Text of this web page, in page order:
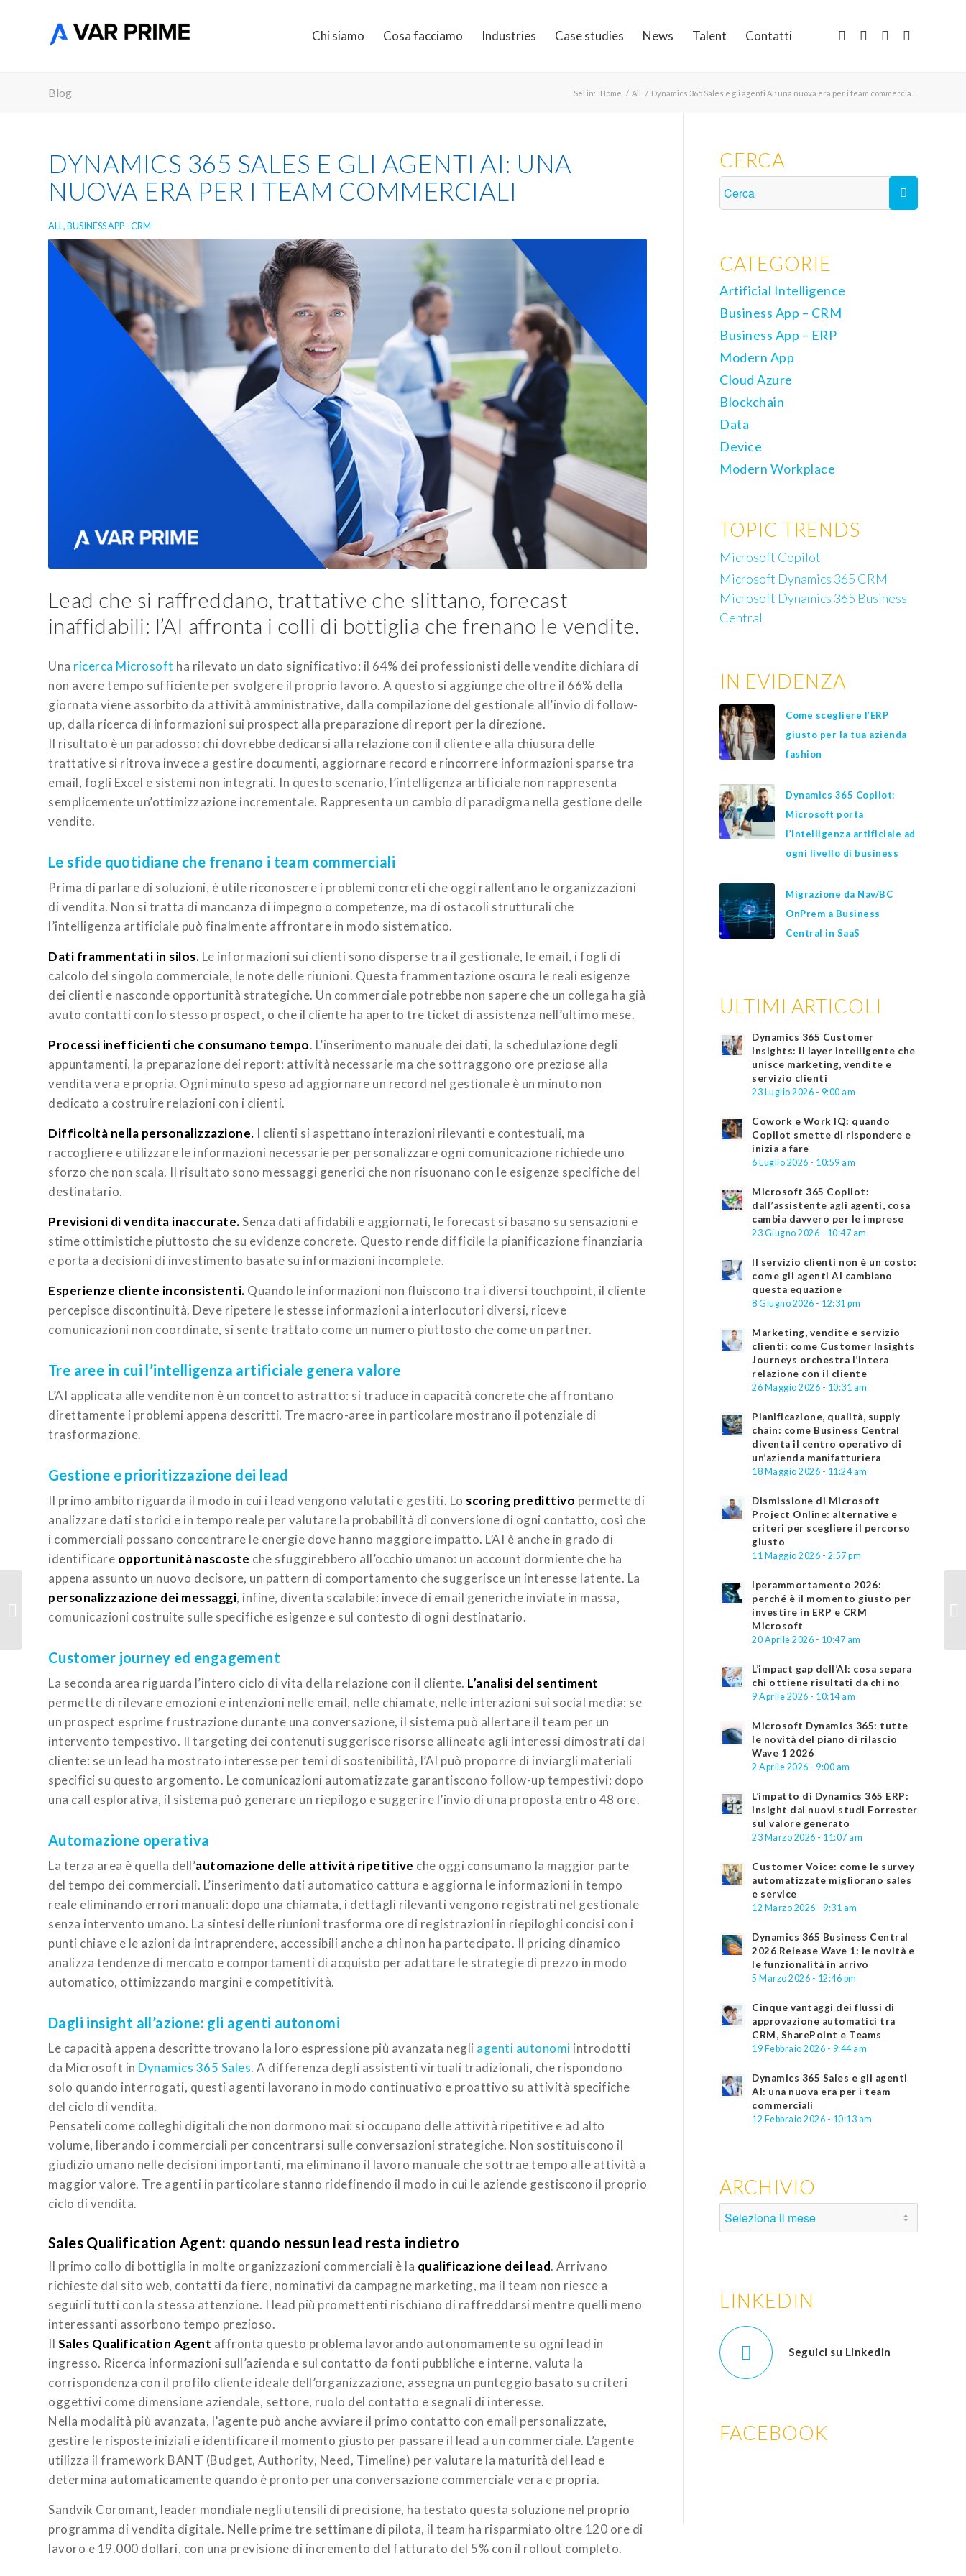
Chi siamo Cosa facciamo Industries Case studies News Talent Contatti
Blog Sei in: Home / All / Dynamics 365 Sales e gli agenti AI: una nuova era per i team commercia...
DYNAMICS 365 SALES E GLI AGENTI AI: UNA
NUOVA ERA PER I TEAM COMMERCIALI
ALL,BUSINESS APP - CRM
Lead che si raffreddano, trattative che slittano, forecast
inaffidabili: l’AI affronta i colli di bottiglia che frenano le vendite.
Una ricerca Microsoft ha rilevato un dato significativo: il 64% dei professionisti delle vendite dichiara di
non avere tempo sufficiente per svolgere il proprio lavoro. A questo si aggiunge che oltre il 66% della
giornata viene assorbito da attività amministrative, dalla compilazione del gestionale all’invio di follow-
up, dalla ricerca di informazioni sui prospect alla preparazione di report per la direzione.
Il risultato è un paradosso: chi dovrebbe dedicarsi alla relazione con il cliente e alla chiusura delle
trattative si ritrova invece a gestire documenti, aggiornare record e rincorrere informazioni sparse tra
email, fogli Excel e sistemi non integrati. In questo scenario, l’intelligenza artificiale non rappresenta
semplicemente un’ottimizzazione incrementale. Rappresenta un cambio di paradigma nella gestione delle
vendite.
Le sfide quotidiane che frenano i team commerciali
Prima di parlare di soluzioni, è utile riconoscere i problemi concreti che oggi rallentano le organizzazioni
di vendita. Non si tratta di mancanza di impegno o competenze, ma di ostacoli strutturali che
l’intelligenza artificiale può finalmente affrontare in modo sistematico.
Dati frammentati in silos. Le informazioni sui clienti sono disperse tra il gestionale, le email, i fogli di
calcolo del singolo commerciale, le note delle riunioni. Questa frammentazione oscura le reali esigenze
dei clienti e nasconde opportunità strategiche. Un commerciale potrebbe non sapere che un collega ha già
avuto contatti con lo stesso prospect, o che il cliente ha aperto tre ticket di assistenza nell’ultimo mese.
Processi inefficienti che consumano tempo. L’inserimento manuale dei dati, la schedulazione degli
appuntamenti, la preparazione dei report: attività necessarie ma che sottraggono ore preziose alla
vendita vera e propria. Ogni minuto speso ad aggiornare un record nel gestionale è un minuto non
dedicato a costruire relazioni con i clienti.
Difficoltà nella personalizzazione. I clienti si aspettano interazioni rilevanti e contestuali, ma
raccogliere e utilizzare le informazioni necessarie per personalizzare ogni comunicazione richiede uno
sforzo che non scala. Il risultato sono messaggi generici che non risuonano con le esigenze specifiche del
destinatario.
Previsioni di vendita inaccurate.Senza dati affidabili e aggiornati, le forecast si basano su sensazioni e
stime ottimistiche piuttosto che su evidenze concrete. Questo rende difficile la pianificazione finanziaria
e porta a decisioni di investimento basate su informazioni incomplete.
Esperienze cliente inconsistenti. Quando le informazioni non fluiscono tra i diversi touchpoint, il cliente
percepisce discontinuità. Deve ripetere le stesse informazioni a interlocutori diversi, riceve
comunicazioni non coordinate, si sente trattato come un numero piuttosto che come un partner.
Tre aree in cui l’intelligenza artificiale genera valore
L’AI applicata alle vendite non è un concetto astratto: si traduce in capacità concrete che affrontano
direttamente i problemi appena descritti. Tre macro-aree in particolare mostrano il potenziale di
trasformazione.
Gestione e prioritizzazione dei lead
Il primo ambito riguarda il modo in cui i lead vengono valutati e gestiti. Lo scoring predittivo permette di
analizzare dati storici e in tempo reale per valutare la probabilità di conversione di ogni contatto, così che
i commerciali possano concentrare le energie dove hanno maggiore impatto. L’AI è anche in grado di
identificare opportunità nascoste che sfuggirebbero all’occhio umano: un account dormiente che ha
appena assunto un nuovo decisore, un pattern di comportamento che suggerisce un interesse latente. La
personalizzazione dei messaggi, infine, diventa scalabile: invece di email generiche inviate in massa,
comunicazioni costruite sulle specifiche esigenze e sul contesto di ogni destinatario.
Customer journey ed engagement
La seconda area riguarda l’intero ciclo di vita della relazione con il cliente. L’analisi del sentiment
permette di rilevare emozioni e intenzioni nelle email, nelle chiamate, nelle interazioni sui social media: se
un prospect esprime frustrazione durante una conversazione, il sistema può allertare il team per un
intervento tempestivo. Il targeting dei contenuti suggerisce risorse allineate agli interessi dimostrati dal
cliente: se un lead ha mostrato interesse per temi di sostenibilità, l’AI può proporre di inviargli materiali
specifici su questo argomento. Le comunicazioni automatizzate garantiscono follow-up tempestivi: dopo
una call esplorativa, il sistema può generare un riepilogo e suggerire l’invio di una proposta entro 48 ore.
Automazione operativa
La terza area è quella dell’automazione delle attività ripetitive che oggi consumano la maggior parte
del tempo dei commerciali. L’inserimento dati automatico cattura e aggiorna le informazioni in tempo
reale eliminando errori manuali: dopo una chiamata, i dettagli rilevanti vengono registrati nel gestionale
senza intervento umano. La sintesi delle riunioni trasforma ore di registrazioni in riepiloghi concisi con i
punti chiave e le azioni da intraprendere, accessibili anche a chi non ha partecipato. Il pricing dinamico
analizza tendenze di mercato e comportamenti di acquisto per adattare le strategie di prezzo in modo
automatico, ottimizzando margini e competitività.
Dagli insight all’azione: gli agenti autonomi
Le capacità appena descritte trovano la loro espressione più avanzata negli agenti autonomi introdotti
da Microsoft in Dynamics 365 Sales. A differenza degli assistenti virtuali tradizionali, che rispondono
solo quando interrogati, questi agenti lavorano in modo continuativo e proattivo su attività specifiche
del ciclo di vendita.
Pensateli come colleghi digitali che non dormono mai: si occupano delle attività ripetitive e ad alto
volume, liberando i commerciali per concentrarsi sulle conversazioni strategiche. Non sostituiscono il
giudizio umano nelle decisioni importanti, ma eliminano il lavoro manuale che sottrae tempo alle attività a
maggior valore. Tre agenti in particolare stanno ridefinendo il modo in cui le aziende gestiscono il proprio
ciclo di vendita.
Sales Qualification Agent: quando nessun lead resta indietro
Il primo collo di bottiglia in molte organizzazioni commerciali è la qualificazione dei lead. Arrivano
richieste dal sito web, contatti da fiere, nominativi da campagne marketing, ma il team non riesce a
seguirli tutti con la stessa attenzione. I lead più promettenti rischiano di raffreddarsi mentre quelli meno
interessanti assorbono tempo prezioso.
Il Sales Qualification Agent affronta questo problema lavorando autonomamente su ogni lead in
ingresso. Ricerca informazioni sull’azienda e sul contatto da fonti pubbliche e interne, valuta la
corrispondenza con il profilo cliente ideale dell’organizzazione, assegna un punteggio basato su criteri
oggettivi come dimensione aziendale, settore, ruolo del contatto e segnali di interesse.
Nella modalità più avanzata, l’agente può anche avviare il primo contatto con email personalizzate,
gestire le risposte iniziali e identificare il momento giusto per passare il lead a un commerciale. L’agente
utilizza il framework BANT (Budget, Authority, Need, Timeline) per valutare la maturità del lead e
determina automaticamente quando è pronto per una conversazione commerciale vera e propria.
Sandvik Coromant, leader mondiale negli utensili di precisione, ha testato questa soluzione nel proprio
programma di vendita digitale. Nelle prime tre settimane di pilota, il team ha risparmiato oltre 120 ore di
lavoro e 19.000 dollari, con una previsione di incremento del fatturato del 5% con il rollout completo.
CERCA
CATEGORIE
Artificial Intelligence
Business App – CRM
Business App – ERP
Modern App
Cloud Azure
Blockchain
Data
Device
Modern Workplace
TOPIC TRENDS
Microsoft Copilot
Microsoft Dynamics 365 CRM
Microsoft Dynamics 365 Business
Central
IN EVIDENZA
Come scegliere l’ERP
giusto per la tua azienda
fashion
Dynamics 365 Copilot:
Microsoft porta
l’intelligenza artificiale ad
ogni livello di business
Migrazione da Nav/BC
OnPrem a Business
Central in SaaS
ULTIMI ARTICOLI
Dynamics 365 Customer
Insights: il layer intelligente che
unisce marketing, vendite e
servizio clienti
23 Luglio 2026 - 9:00 am
Cowork e Work IQ: quando
Copilot smette di rispondere e
inizia a fare
6 Luglio 2026 - 10:59 am
Microsoft 365 Copilot:
dall’assistente agli agenti, cosa
cambia davvero per le imprese
23 Giugno 2026 - 10:47 am
Il servizio clienti non è un costo:
come gli agenti AI cambiano
questa equazione
8 Giugno 2026 - 12:31 pm
Marketing, vendite e servizio
clienti: come Customer Insights
Journeys orchestra l’intera
relazione con il cliente
26 Maggio 2026 - 10:31 am
Pianificazione, qualità, supply
chain: come Business Central
diventa il centro operativo di
un’azienda manifatturiera
18 Maggio 2026 - 11:24 am
Dismissione di Microsoft
Project Online: alternative e
criteri per scegliere il percorso
giusto
11 Maggio 2026 - 2:57 pm
Iperammortamento 2026:
perché è il momento giusto per
investire in ERP e CRM
Microsoft
20 Aprile 2026 - 10:47 am
L’impact gap dell’AI: cosa separa
chi ottiene risultati da chi no
9 Aprile 2026 - 10:14 am
Microsoft Dynamics 365: tutte
le novità del piano di rilascio
Wave 1 2026
2 Aprile 2026 - 9:00 am
L’impatto di Dynamics 365 ERP:
insight dai nuovi studi Forrester
sul valore generato
23 Marzo 2026 - 11:07 am
Customer Voice: come le survey
automatizzate migliorano sales
e service
12 Marzo 2026 - 9:31 am
Dynamics 365 Business Central
2026 Release Wave 1: le novità e
le funzionalità in arrivo
5 Marzo 2026 - 12:46 pm
Cinque vantaggi dei flussi di
approvazione automatici tra
CRM, SharePoint e Teams
19 Febbraio 2026 - 9:44 am
Dynamics 365 Sales e gli agenti
AI: una nuova era per i team
commerciali
12 Febbraio 2026 - 10:13 am
ARCHIVIO
LINKEDIN
Seguici su Linkedin
FACEBOOK
Migrazione a Business
Central: il cloud come
evoluzione naturale